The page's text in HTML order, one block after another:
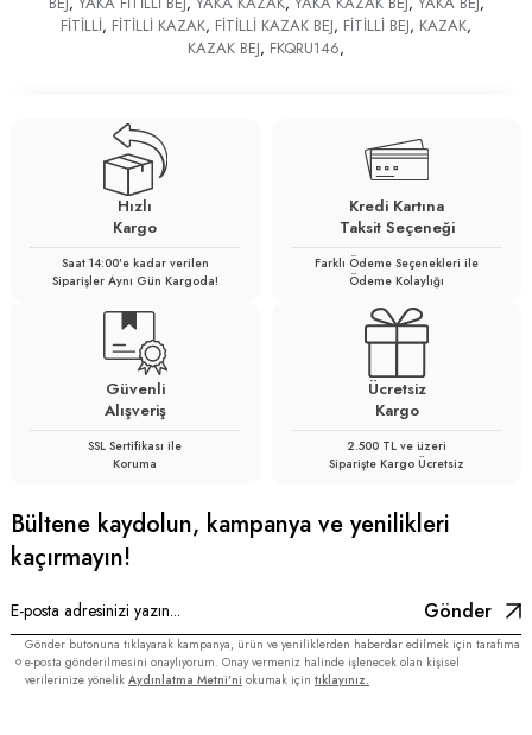
FİTİLLİ, FİTİLLİ KAZAK, FİTİLLİ KAZAK BEJ, FİTİLLİ BEJ, KAZAK,
KAZAK BEJ, FKQRU146,
Hızlı
Kargo
Saat 14:00'e kadar verilen
Siparişler Aynı Gün Kargoda!
Kredi Kartına
Taksit Seçeneği
Farklı Ödeme Seçenekleri ile
Ödeme Kolaylığı
Güvenli
Alışveriş
SSL Sertifikası ile
Koruma
Ücretsiz
Kargo
2.500 TL ve üzeri
Siparişte Kargo Ücretsiz
Bültene kaydolun, kampanya ve yenilikleri
kaçırmayın!
Gönder
Gönder butonuna tıklayarak kampanya, ürün ve yeniliklerden haberdar edilmek için tarafıma
e-posta gönderilmesini onaylıyorum. Onay vermeniz halinde işlenecek olan kişisel
verilerinize yönelik Aydınlatma Metni’ni okumak için tıklayınız.